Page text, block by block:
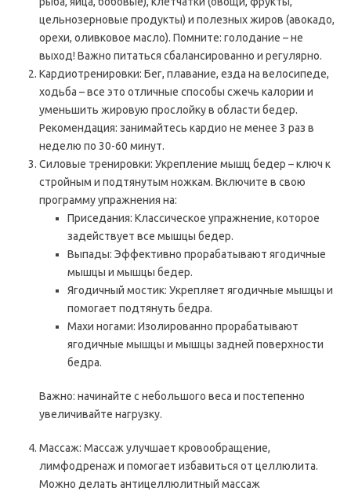
цельнозерновые продукты) и полезных жиров (авокадо,
орехи, оливковое масло). Помните: голодание – не
выход! Важно питаться сбалансированно и регулярно.
Кардиотренировки: Бег, плавание, езда на велосипеде,
ходьба – все это отличные способы сжечь калории и
уменьшить жировую прослойку в области бедер.
Рекомендация: занимайтесь кардио не менее 3 раз в
неделю по 30-60 минут.
Силовые тренировки: Укрепление мышц бедер – ключ к
стройным и подтянутым ножкам. Включите в свою
программу упражнения на:
Приседания: Классическое упражнение, которое
задействует все мышцы бедер.
Выпады: Эффективно прорабатывают ягодичные
мышцы и мышцы бедер.
Ягодичный мостик: Укрепляет ягодичные мышцы и
помогает подтянуть бедра.
Махи ногами: Изолированно прорабатывают
ягодичные мышцы и мышцы задней поверхности
бедра.
Важно: начинайте с небольшого веса и постепенно
увеличивайте нагрузку.
Массаж: Массаж улучшает кровообращение,
лимфодренаж и помогает избавиться от целлюлита.
Можно делать антицеллюлитный массаж